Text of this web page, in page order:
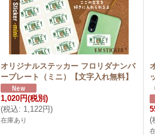
オリジナルステッカー フロリダナンバ
ープレート（ミニ）【文字入れ無料】
1,020円(税別)
(税込: 1,122円)
在庫あり
(